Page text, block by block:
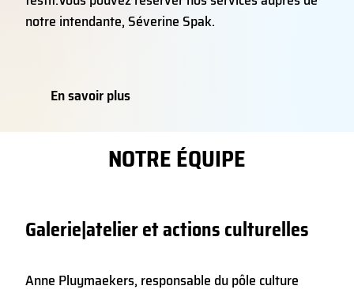
notre intendante, Séverine Spak.
En savoir plus
NOTRE ÉQUIPE
Galerie|atelier et actions culturelles
Anne Pluymaekers, responsable du pôle culture